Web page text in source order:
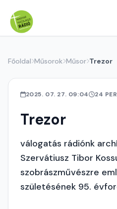
Főoldal Műsorok Műsor Trezor
2025. 07. 27. 09:04 24
Trezor
válogatás rádiónk
Szervátiusz Tibor
szobrászművészre
születésének 95.